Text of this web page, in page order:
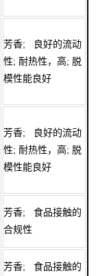
芳香; 良好的流动
性; 耐热性，高; 脱
模性能良好
芳香; 良好的流动
性; 耐热性，高; 脱
模性能良好
芳香; 食品接触的
合规性
芳香; 食品接触的